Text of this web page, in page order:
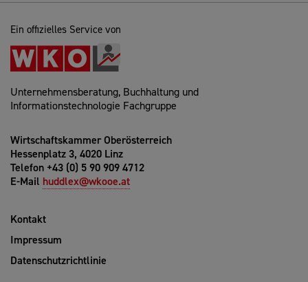
Ein offizielles Service von
Unternehmensberatung, Buchhaltung und
Informationstechnologie Fachgruppe
Wirtschaftskammer Oberösterreich
Hessenplatz 3, 4020 Linz
Telefon +43 (0) 5 90 909 4712
E-Mail huddlex@wkooe.at
Kontakt
Impressum
Datenschutzrichtlinie